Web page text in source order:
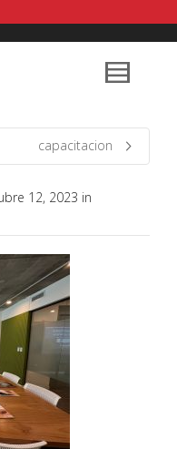
for new
that cost
all the
our legacy.
capacitacion
12, 2023 in